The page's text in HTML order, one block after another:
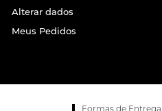
Alterar dados
Meus Pedidos
Formas de Entrega